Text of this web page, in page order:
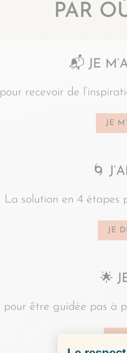
PAR
📬 JE
pour recevoir de
JE
🌀
La solution en 4 étapes
JE
🌟
pour être guidée pas à